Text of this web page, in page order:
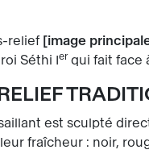
relief image
Séthi Ier qui fait face
est sculpté
fraîcheur : noir,